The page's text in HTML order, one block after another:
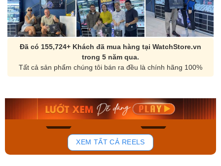
Đã có 155,724+ Khách đã mua hàng tại WatchStore.vn
trong 5 năm qua.
Tất cả sản phẩm chúng tôi bán ra đều là chính hãng 100%
150
Orient Nam RA-
Mua ngay
Casio Nam MTS-
Mua ngay
XEM TẤT CẢ REELS